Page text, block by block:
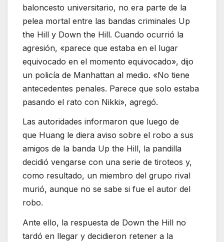
baloncesto universitario, no era parte de la
pelea mortal entre las bandas criminales Up
the Hill y Down the Hill. Cuando ocurrió la
agresión, «parece que estaba en el lugar
equivocado en el momento equivocado», dijo
un policía de Manhattan al medio. «No tiene
antecedentes penales. Parece que solo estaba
pasando el rato con Nikki», agregó.
Las autoridades informaron que luego de
que Huang le diera aviso sobre el robo a sus
amigos de la banda Up the Hill, la pandilla
decidió vengarse con una serie de tiroteos y,
como resultado, un miembro del grupo rival
murió, aunque no se sabe si fue el autor del
robo.
Ante ello, la respuesta de Down the Hill no
tardó en llegar y decidieron retener a la